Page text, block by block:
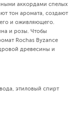
аккордами спелых
тон аромата, создают
и оживляющего.
и розы. Чтобы
Rochas Byzance
древесины и
этиловый спирт